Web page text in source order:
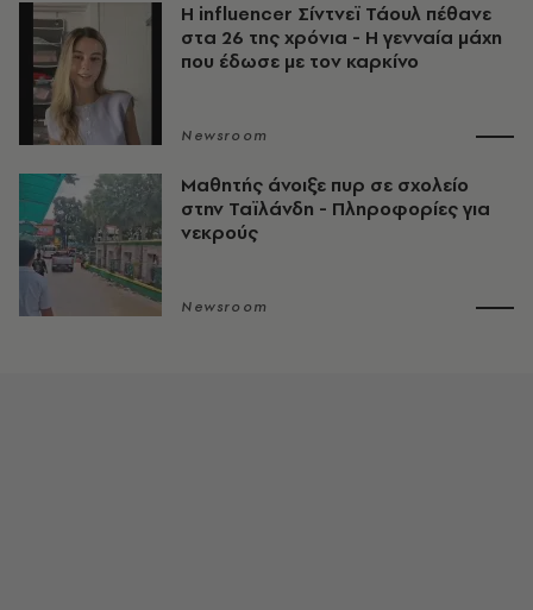
Η influencer Σίντνεϊ Τάουλ πέθανε
στα 26 της χρόνια - Η γενναία μάχη
που έδωσε με τον καρκίνο
Newsroom
Μαθητής άνοιξε πυρ σε σχολείο
στην Ταϊλάνδη - Πληροφορίες για
νεκρούς
Newsroom